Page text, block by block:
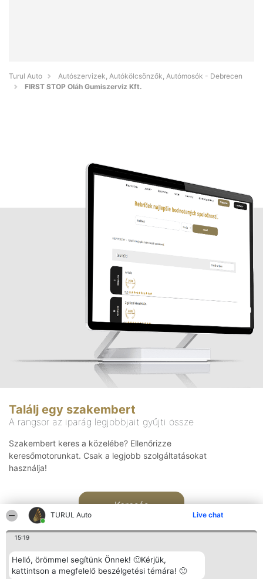
TURUL Auto Live chat
15:19
Helló, örömmel segítünk Önnek! 🙂Kérjük,
kattintson a megfelelő beszélgetési témára! 🙂
Turul Auto
Autószervizek, Autókölcsönzők, Autómosók - Debrecen
FIRST STOP Oláh Gumiszerviz Kft.
Találj egy szakembert
A rangsor az iparág legjobbjait gyűjti össze
Szakembert keres a közelébe? Ellenőrizze
keresőmotorunkat. Csak a legjobb szolgáltatásokat
használja!
Keresés